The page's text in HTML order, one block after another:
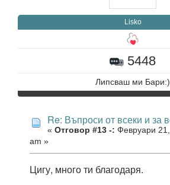
Lisko
5448
Липсваш ми Бари:)
Re: Въпроси от всеки и за
« Отговор #13 -: Февруари
am »
Цигу, много ти благодаря.